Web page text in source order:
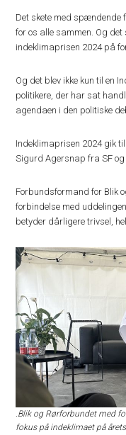
Det skete med
for os alle sammen. Og
indeklimaprisen 2024 på
Og det blev ikke kun til en
politikere, der har sat
agendaen i den politiske
Indeklimaprisen 2024 gik
Sigurd Agersnap fra SF og
Forbundsformand for Blik
forbindelse med
betyder dårligere trivsel,
.Blik og Rørforbundet med
fokus på indeklimaet på